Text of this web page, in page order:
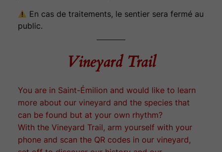
En cas de traitements, le sentier sera fermé au
public.
Vineyard Trail
You are in Saint-Émilion and would like to learn
more about our vineyard and the species that
can be found but at your own rhythm?
With the Vineyard Trail, arm yourself with your
phone and scan the QR codes in our vineyard,